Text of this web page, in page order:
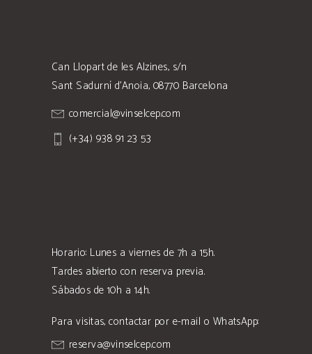
Can Llopart de les Alzines, s/n
Sant Sadurní d'Anoia, 08770 Barcelona
comercial@vinselcep.com
(+34) 938 91 23 53
Horario: Lunes a viernes de 7h a 15h.
Tardes abierto con reserva previa.
Sábados de 10h a 14h.
Para visitas, contactar por e-mail o WhatsApp:
reserva@vinselcep.com